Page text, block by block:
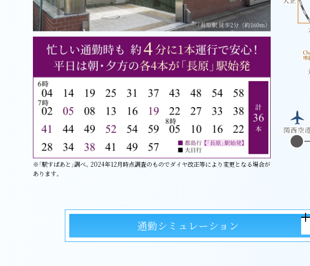
※「駅すぱあと」調べ。2024年12月時点調査のものでダイヤ改正等により変更となる場合が
あります。
通勤シミュレーション